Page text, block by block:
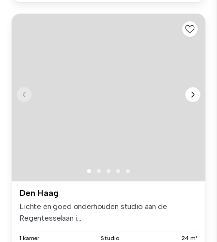
Den Haag
Lichte en goed onderhouden studio aan de
Regentesselaan i...
1 kamer Studio 24 m²